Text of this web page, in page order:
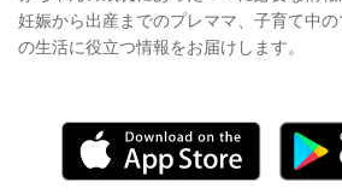
妊娠から出産までのプレママ、子育て中
の生活に役立つ情報をお届けします。